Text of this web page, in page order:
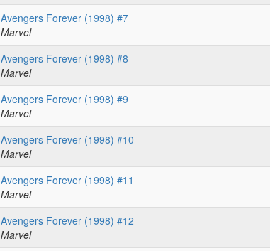
Avengers Forever (1998) #7
Marvel
Avengers Forever (1998) #8
Marvel
Avengers Forever (1998) #9
Marvel
Avengers Forever (1998) #10
Marvel
Avengers Forever (1998) #11
Marvel
Avengers Forever (1998) #12
Marvel